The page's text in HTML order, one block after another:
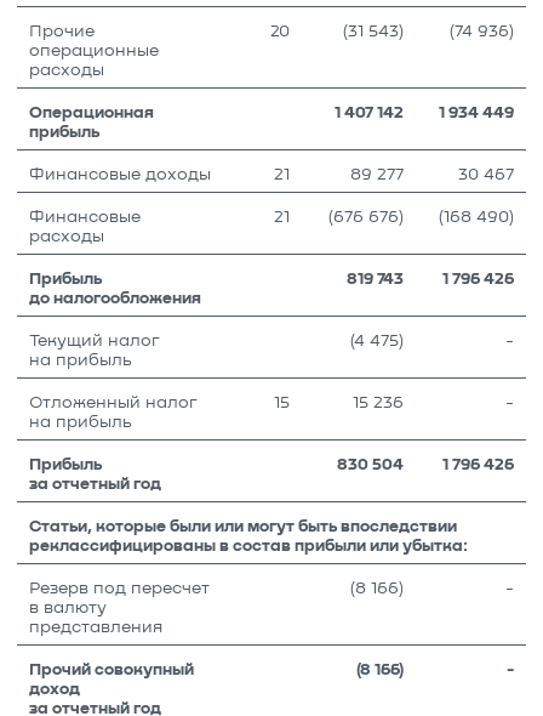
Прочие
операционные
расходы
20 (31 543) (74 936)
Операционная
прибыль
1 407 142 1 934 449
Финансовые доходы 21 89 277 30 467
Финансовые
расходы
21 (676 676) (168 490)
Прибыль
до налогообложения
819 743 1 796 426
Текущий налог
на прибыль
(4 475) -
Отложенный налог
на прибыль
15 15 236 -
Прибыль
за отчетный год
830 504 1 796 426
Статьи, которые были или могут быть впоследствии
реклассифицированы в состав прибыли или убытка:
Резерв под пересчет
в валюту
представления
(8 166) -
Прочий совокупный
доход
за отчетный год
(8 166) -